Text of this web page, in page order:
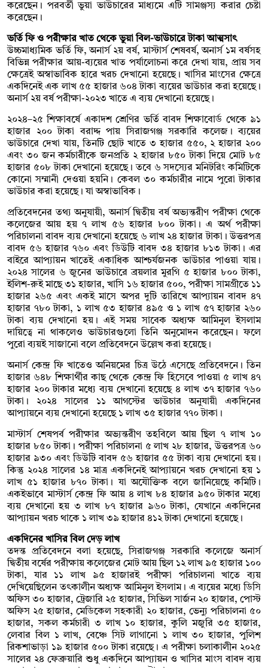
করেছেন। পরবর্তী ভুয়া ভাউচারের মাধ্যমে এটি সামঞ্জস্য করার চেষ্টা
করেছেন।
ভর্তি ফি ও পরীক্ষার খাত থেকে ভুয়া বিল-ভাউচারে টাকা আত্মসাৎ
উচ্চমাধ্যমিক ভর্তি ফি, অনার্স ২য় বর্ষ, মাস্টার্স শেষবর্ষ, অনার্স ১ম বর্ষসহ
বিভিন্ন পরীক্ষার আয়-ব্যয়ের খাত পর্যালোচনা করে দেখা যায়, প্রায় সব
ক্ষেত্রেই অস্বাভাবিক হারে খরচ দেখানো হয়েছে। খাসির মাংসের ক্ষেত্রে
একদিনেই এক লাখ ৫৫ হাজার ৬০৪ টাকা ব্যয়ের ভাউচার করা হয়েছে।
অনার্স ২য় বর্ষ পরীক্ষা-২০২৩ খাতে এ ব্যয় দেখানো হয়েছে।
২০২৪–২৫ শিক্ষাবর্ষে একাদশ শ্রেণির ভর্তি বাবদ শিক্ষাবোর্ড থেকে ৯১
হাজার ২০০ টাকা বরাদ্দ পায় সিরাজগঞ্জ সরকারি কলেজ। ব্যয়ের
ভাউচারে দেখা যায়, তিনটি ছোট খাতে ৩ হাজার ৫৫০, ২ হাজার ২০০
এবং ৩০ জন কর্মচারীকে জনপ্রতি ২ হাজার ৮৫০ টাকা দিয়ে মোট ৮৫
হাজার ৫০৮ টাকা দেখানো হয়েছে। তবে ৬ সদস্যের মনিটরিং কমিটিকে
কোনো সম্মানী দেওয়া হয়নি। কেবল ৩০ কর্মচারীর নামে পুরো টাকার
ভাউচার করা হয়েছে। যা অস্বাভাবিক।
প্রতিবেদনের তথ্য অনুযায়ী, অনার্স দ্বিতীয় বর্ষ অভ্যন্তরীণ পরীক্ষা থেকে
কলেজের আয় হয় ৭ লাখ ৫৬ হাজার ৮০০ টাকা। এ অর্থ পরীক্ষা
পরিচালনা বাবদ ব্যয় দেখানো হয়েছে ৬ লাখ ২৪ হাজার টাকা। উত্তরপত্র
বাবদ ৫৬ হাজার ৭৬০ এবং ডিউটি বাবদ ৩৪ হাজার ৮১৩ টাকা। এর
বাইরে আপ্যায়ন খাতেই একাধিক আশ্চর্যজনক ভাউচার পাওয়া যায়।
২০২৪ সালের ৬ জুনের ভাউচারে ব্রয়লার মুরগি ৫ হাজার ৮০০ টাকা,
ইলিশ-রুই মাছে ৩১ হাজার, খাসি ১৬ হাজার ৫০০, পরীক্ষা সামগ্রীতে ১১
হাজার ২৬৫ এবং একই মাসে অপর দুটি তারিখে আপ্যায়ন বাবদ ৪৭
হাজার ৭৮০ টাকা, ১ লাখ ৫৩ হাজার ৪৯৫ ও ১ লাখ ৫৭ হাজার ২৬০
টাকা ব্যয় দেখানো হয়। এই সময় সাবেক অধ্যক্ষ আমিনুল ইসলাম
দায়িত্বে না থাকলেও ভাউচারগুলো তিনি অনুমোদন করেছেন। ফলে
পুরো ব্যয়ই সাজানো বলে প্রতিবেদনে উল্লেখ করা হয়েছে।
অনার্স কেন্দ্র ফি খাতেও অনিয়মের চিত্র উঠে এসেছে প্রতিবেদনে। তিন
হাজার ৬৪৮ শিক্ষার্থীর কাছ থেকে কেন্দ্র ফি হিসেবে পাওয়া ৫ লাখ ৪৭
হাজার ২০০ টাকার মধ্যে ব্যয় দেখানো হয়েছে ৪ লাখ ৩৭ হাজার ৭৬০
টাকা। ২০২৪ সালের ১১ আগস্টের ভাউচার অনুযায়ী একদিনের
আপ্যায়নে ব্যয় দেখানো হয়েছে ১ লাখ ৩৫ হাজার ৭৭০ টাকা।
মাস্টার্স শেষপর্ব পরীক্ষার অভ্যন্তরীণ তহবিলে আয় ছিল ৭ লাখ ১০
হাজার ৮৫০ টাকা। পরীক্ষা পরিচালনা ৫ লাখ ২৮ হাজার, উত্তরপত্র ৬০
হাজার ৯৩০ এবং ডিউটি বাবদ ৫৬ হাজার ৫৫ টাকা ব্যয় দেখানো হয়।
কিন্তু ২০২৪ সালের ১৪ মাত্র একদিনেই আপ্যায়নে খরচ দেখানো হয় ১
লাখ ৫১ হাজার ৮৭০ টাকা। যা অযৌক্তিক বলে জানিয়েছে কমিটি।
একইভাবে মাস্টার্স কেন্দ্র ফি আয় ৪ লাখ ৮৪ হাজার ৯৫০ টাকার মধ্যে
ব্যয় দেখানো হয় ৩ লাখ ৮৭ হাজার ৯৬০ টাকা, যেখানে একদিনের
আপ্যায়ন খরচ থাকে ১ লাখ ৩৯ হাজার ৪১২ টাকা দেখানো হয়েছে।
একদিনের খাসির বিল দেড় লাখ
তদন্ত প্রতিবেদনে বলা হয়েছে, সিরাজগঞ্জ সরকারি কলেজে অনার্স
দ্বিতীয় বর্ষের পরীক্ষায় কলেজের মোট আয় ছিল ১২ লাখ ৯৫ হাজার ১০০
টাকা, যার ১১ লাখ ৯৫ হাজারই পরীক্ষা পরিচালনা খাতে ব্যয়
দেখিয়েছিলেন তৎকালীন অধ্যক্ষ আমিনুল ইসলাম। এ ব্যয়ের মধ্যে ডিসি
অফিস ৩০ হাজার, ট্রেজারি ২৫ হাজার, সিভিল সার্জন ২০ হাজার, পোস্ট
অফিস ২৫ হাজার, মেডিকেল সহকারী ২০ হাজার, ভেন্যু পরিচালনা ৫০
হাজার, সকল কর্মচারী ৩ লাখ ১০ হাজার, কুলি মজুরি ৩৫ হাজার,
লেবার বিল ১ লাখ, বেঞ্চে সিট লাগানো ১ লাখ ৩০ হাজার, পুলিশ
রিকশাভাড়া ১৯ হাজার ৫০০ টাকা রয়েছে। এ পরীক্ষা চলাকালীন ২০২৫
সালের ২৪ ফেব্রুয়ারি শুধু একদিনে আপ্যায়ন ও খাসির মাংস বাবদ ব্যয়